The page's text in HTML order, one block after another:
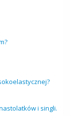
i singli.